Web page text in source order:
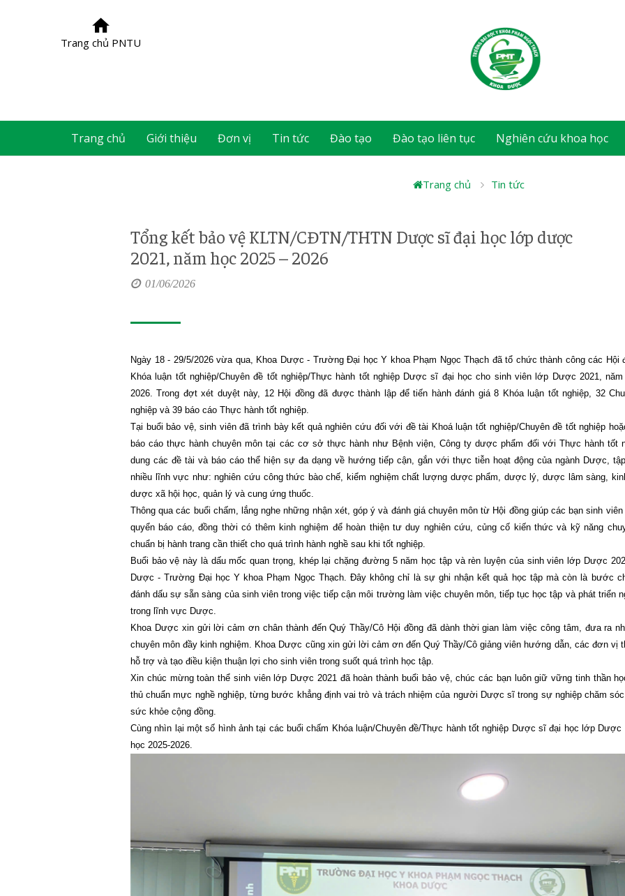
Trang chủ PNTU
Trang chủ Giới thiệu Đơn vị Tin tức Đào tạo Đào tạo liên tục Nghiên cứu khoa học
Trang chủ Tin tức
Tổng kết bảo vệ KLTN/CĐTN/THTN Dược sĩ đại học lớp dược
2021, năm học 2025 – 2026
01/06/2026
Ngày 18 - 29/5/2026 vừa qua, Khoa Dược - Trường Đại học Y khoa Phạm Ngọc Thạch đã tổ chức thành công các Hội
Khóa luận tốt nghiệp/Chuyên đề tốt nghiệp/Thực hành tốt nghiệp Dược sĩ đại học cho sinh viên lớp Dược 2021, năm
2026. Trong đợt xét duyệt này, 12 Hội đồng đã được thành lập để tiến hành đánh giá 8 Khóa luận tốt nghiệp, 32
nghiệp và 39 báo cáo Thực hành tốt nghiệp.
Tại buổi bảo vệ, sinh viên đã trình bày kết quả nghiên cứu đối với đề tài Khoá luận tốt nghiệp/Chuyên đề tốt nghiệp
báo cáo thực hành chuyên môn tại các cơ sở thực hành như Bệnh viện, Công ty dược phẩm đối với Thực hành tốt
dung các đề tài và báo cáo thể hiện sự đa dạng về hướng tiếp cận, gắn với thực tiễn hoạt động của ngành Dược,
nhiều lĩnh vực như: nghiên cứu công thức bào chế, kiểm nghiệm chất lượng dược phẩm, dược lý, dược lâm sàng,
dược xã hội học, quản lý và cung ứng thuốc.
Thông qua các buổi chấm, lắng nghe những nhận xét, góp ý và đánh giá chuyên môn từ Hội đồng giúp các bạn sinh viên
quyển báo cáo, đồng thời có thêm kinh nghiệm để hoàn thiện tư duy nghiên cứu, củng cố kiến thức và kỹ năng
chuẩn bị hành trang cần thiết cho quá trình hành nghề sau khi tốt nghiệp.
Buổi bảo vệ này là dấu mốc quan trọng, khép lại chặng đường 5 năm học tập và rèn luyện của sinh viên lớp Dược
Dược - Trường Đại học Y khoa Phạm Ngọc Thạch. Đây không chỉ là sự ghi nhận kết quả học tập mà còn là bước
đánh dấu sự sẵn sàng của sinh viên trong việc tiếp cận môi trường làm việc chuyên môn, tiếp tục học tập và phát triển
trong lĩnh vực Dược.
Khoa Dược xin gửi lời cảm ơn chân thành đến Quý Thầy/Cô Hội đồng đã dành thời gian làm việc công tâm, đưa ra
chuyên môn đầy kinh nghiệm. Khoa Dược cũng xin gửi lời cảm ơn đến Quý Thầy/Cô giảng viên hướng dẫn, các đơn vị
hỗ trợ và tạo điều kiện thuận lợi cho sinh viên trong suốt quá trình học tập.
Xin chúc mừng toàn thể sinh viên lớp Dược 2021 đã hoàn thành buổi bảo vệ, chúc các bạn luôn giữ vững tinh thần
thủ chuẩn mực nghề nghiệp, từng bước khẳng định vai trò và trách nhiệm của người Dược sĩ trong sự nghiệp chăm
sức khỏe cộng đồng.
Cùng nhìn lại một số hình ảnh tại các buổi chấm Khóa luận/Chuyên đề/Thực hành tốt nghiệp Dược sĩ đại học lớp Dược
học 2025-2026.